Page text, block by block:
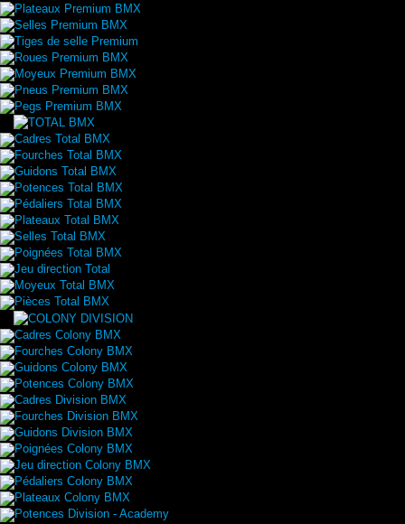
Plateaux Premium BMX
Selles Premium BMX
Tiges de selle Premium
Roues Premium BMX
Moyeux Premium BMX
Pneus Premium BMX
Pegs Premium BMX
Cadres Total BMX
Fourches Total BMX
Guidons Total BMX
Potences Total BMX
Pédaliers Total BMX
Plateaux Total BMX
Selles Total BMX
Poignées Total BMX
Jeu direction Total
Moyeux Total BMX
Pièces Total BMX
Cadres Colony BMX
Fourches Colony BMX
Guidons Colony BMX
Potences Colony BMX
Cadres Division BMX
Fourches Division BMX
Guidons Division BMX
Poignées Colony BMX
Jeu direction Colony BMX
Pédaliers Colony BMX
Plateaux Colony BMX
Potences Division - Academy